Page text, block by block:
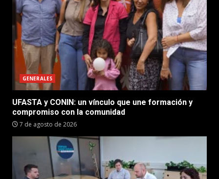
GENERALES
UFASTA y CONIN: un vínculo que une formación y
compromiso con la comunidad
7 de agosto de 2026